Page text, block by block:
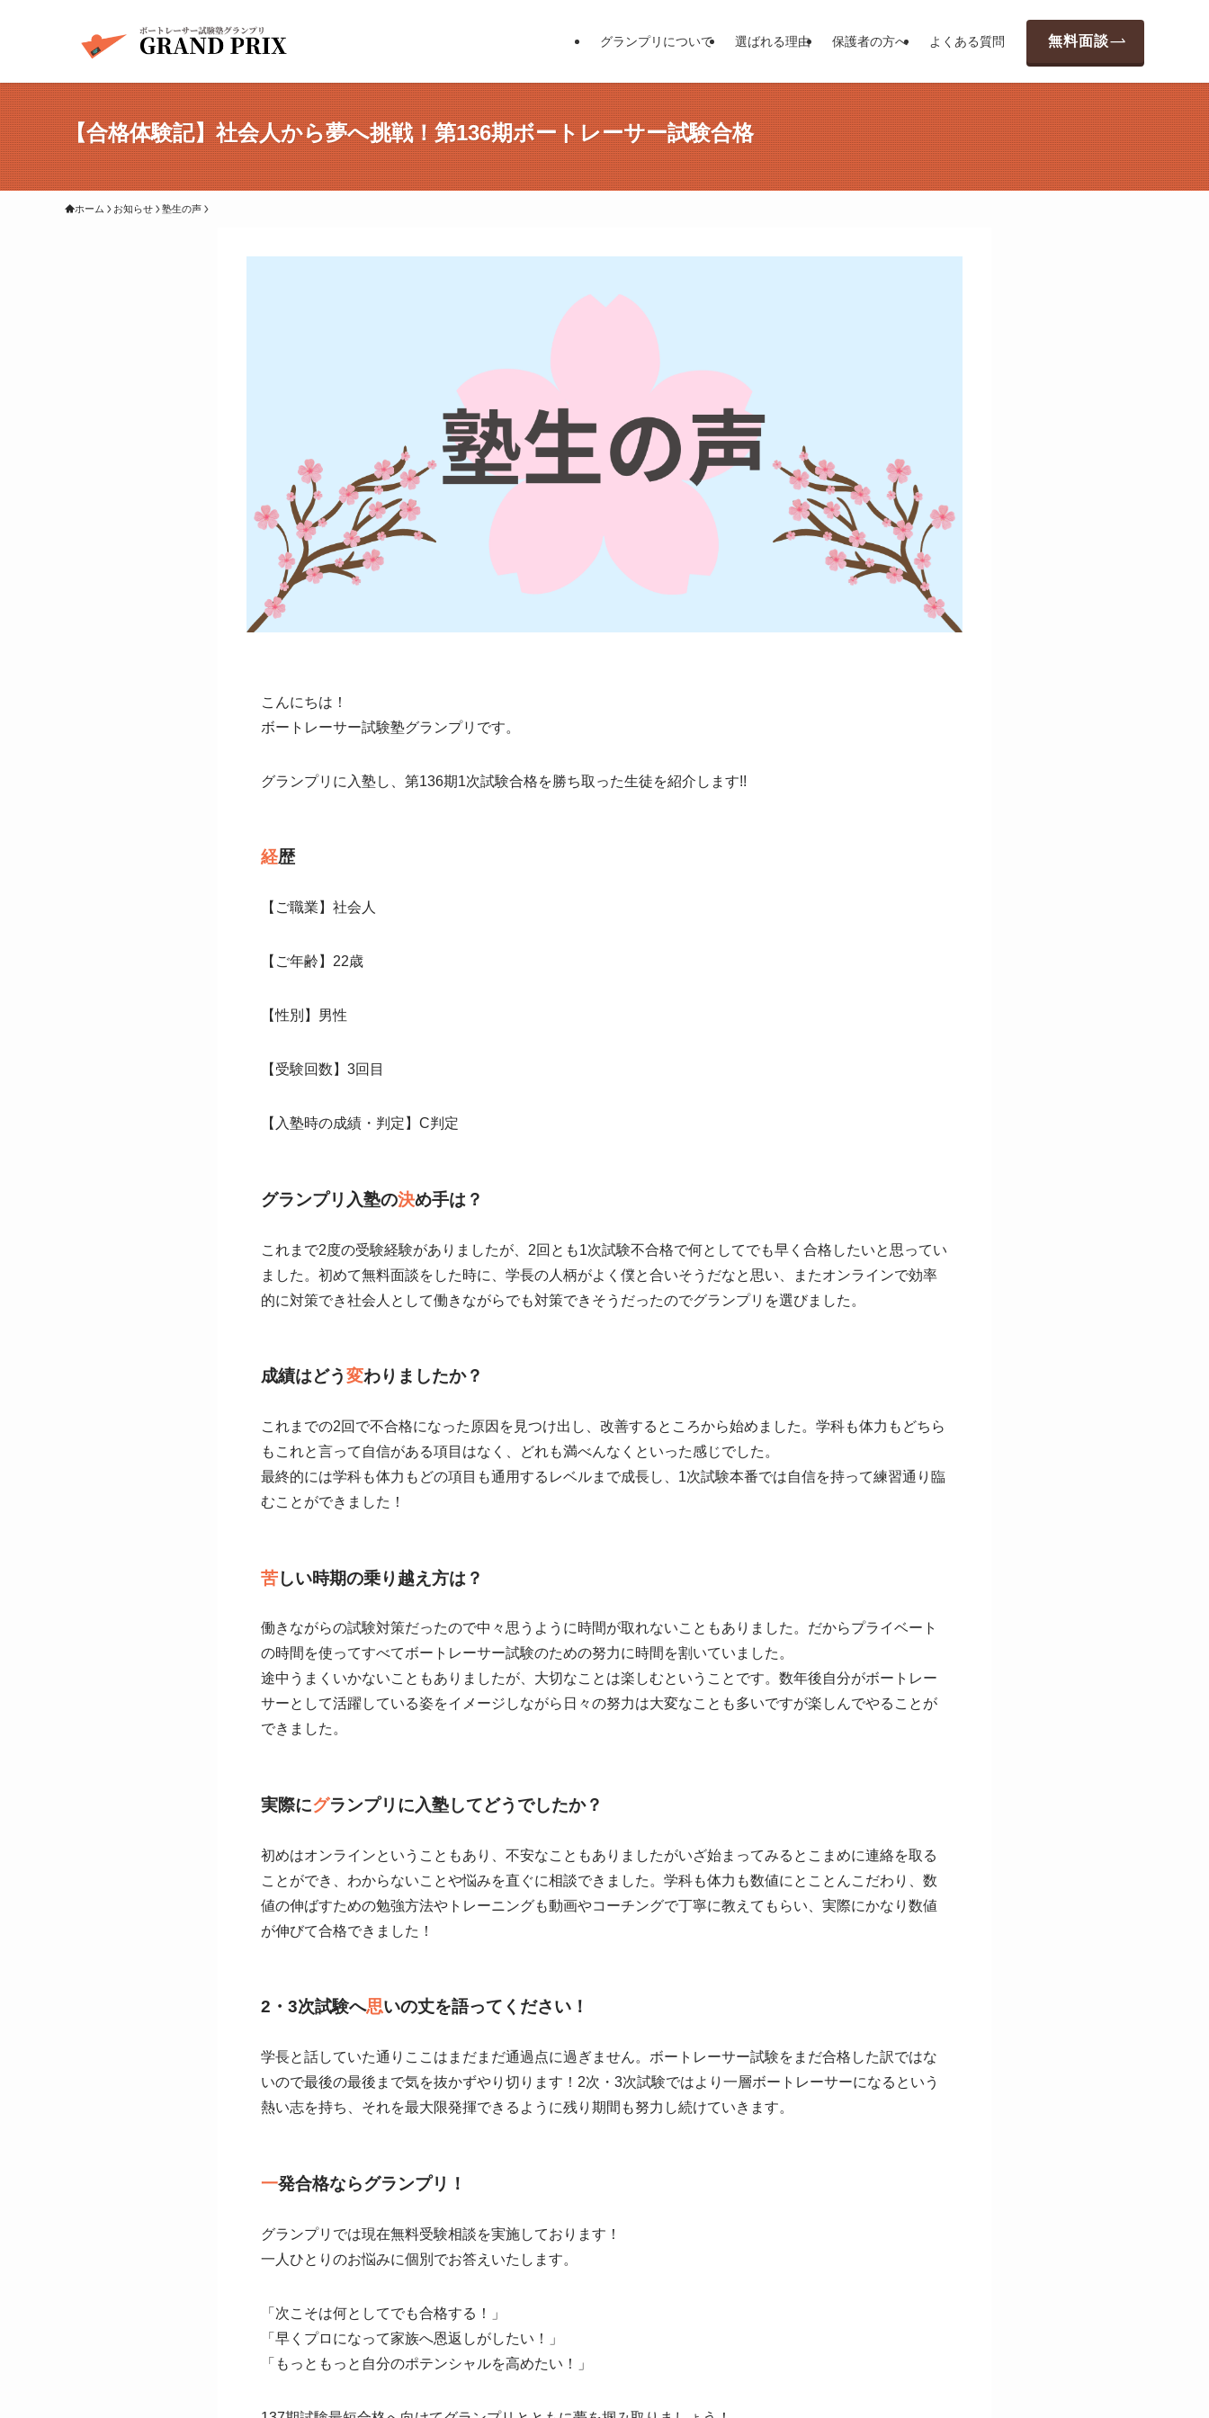
グランプリについて 選ばれる理由 保護者の方へ よくある質問 無料面談
【合格体験記】社会人から夢へ挑戦！第136期ボートレーサー試験合格
ホーム お知らせ 塾生の声
こんにちは！
ボートレーサー試験塾グランプリです。
グランプリに入塾し、第136期1次試験合格を勝ち取った生徒を紹介します!!
経歴
【ご職業】社会人
【ご年齢】22歳
【性別】男性
【受験回数】3回目
【入塾時の成績・判定】C判定
グランプリ入塾の決め手は？
これまで2度の受験経験がありましたが、2回とも1次試験不合格で何としてでも早く合格したいと思ってい
ました。初めて無料面談をした時に、学長の人柄がよく僕と合いそうだなと思い、またオンラインで効率
的に対策でき社会人として働きながらでも対策できそうだったのでグランプリを選びました。
成績はどう変わりましたか？
これまでの2回で不合格になった原因を見つけ出し、改善するところから始めました。学科も体力もどちら
もこれと言って自信がある項目はなく、どれも満べんなくといった感じでした。
最終的には学科も体力もどの項目も通用するレベルまで成長し、1次試験本番では自信を持って練習通り臨
むことができました！
苦しい時期の乗り越え方は？
働きながらの試験対策だったので中々思うように時間が取れないこともありました。だからプライベート
の時間を使ってすべてボートレーサー試験のための努力に時間を割いていました。
途中うまくいかないこともありましたが、大切なことは楽しむということです。数年後自分がボートレー
サーとして活躍している姿をイメージしながら日々の努力は大変なことも多いですが楽しんでやることが
できました。
実際にグランプリに入塾してどうでしたか？
初めはオンラインということもあり、不安なこともありましたがいざ始まってみるとこまめに連絡を取る
ことができ、わからないことや悩みを直ぐに相談できました。学科も体力も数値にとことんこだわり、数
値の伸ばすための勉強方法やトレーニングも動画やコーチングで丁寧に教えてもらい、実際にかなり数値
が伸びて合格できました！
2・3次試験へ思いの丈を語ってください！
学長と話していた通りここはまだまだ通過点に過ぎません。ボートレーサー試験をまだ合格した訳ではな
いので最後の最後まで気を抜かずやり切ります！2次・3次試験ではより一層ボートレーサーになるという
熱い志を持ち、それを最大限発揮できるように残り期間も努力し続けていきます。
一発合格ならグランプリ！
グランプリでは現在無料受験相談を実施しております！
一人ひとりのお悩みに個別でお答えいたします。
「次こそは何としてでも合格する！」
「早くプロになって家族へ恩返しがしたい！」
「もっともっと自分のポテンシャルを高めたい！」